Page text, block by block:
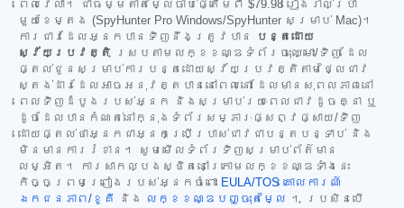
ពេលវេលា។ ជាធម្មតាតម្លៃចាប់ផ្តើមពី $79.98 រៀងរាល់ប្រាំ
មួយខែម្តង (SpyHunter Pro Windows/SpyHunter សម្រាប់ Mac)។
ការជាវដែលអ្នកបានទិញនឹងត្រូវបាន
បន្តដោយ
ស្វ័យប្រវត្តិ ស្របតាមលក្ខខណ្ឌទំព័រចុះឈ្មោះ/ទិញ ដែល
ផ្តល់ជូនសម្រាប់ការបន្តដោយស្វ័យប្រវត្តិតាមថ្លៃជាវ
ស្តង់ដារដែលអាចអនុវត្តបាននៅពេលនោះ ដែលមានសុពលភាពនៅ
ពេលទិញដំបូងរបស់អ្នក និងសម្រាប់រយៈពេលជាវដូចគ្នា ឬ
ដូចដែលបានកំណត់នៅក្នុងទំព័រសម្ភារៈផ្សព្វផ្សាយ/ទិញ
ដោយផ្តល់ថាអ្នកជាអ្នកប្រើប្រាស់ជាវជាបន្តបន្ទាប់ និង
មិនមានការរំខាន។ សូមមើលទំព័រទិញសម្រាប់ព័ត៌មាន
លម្អិត។ ការសាកល្បងស្ថិតនៅក្រោមលក្ខខណ្ឌទាំងនេះ
កិច្ចព្រមព្រៀងរបស់អ្នកចំពោះ EULA/TOS គោលការណ៍
ឯកជនភាព/ខូគី
និង លក្ខខណ្ឌបញ្ចុះតម្លៃ ។ ប្រសិនបើ